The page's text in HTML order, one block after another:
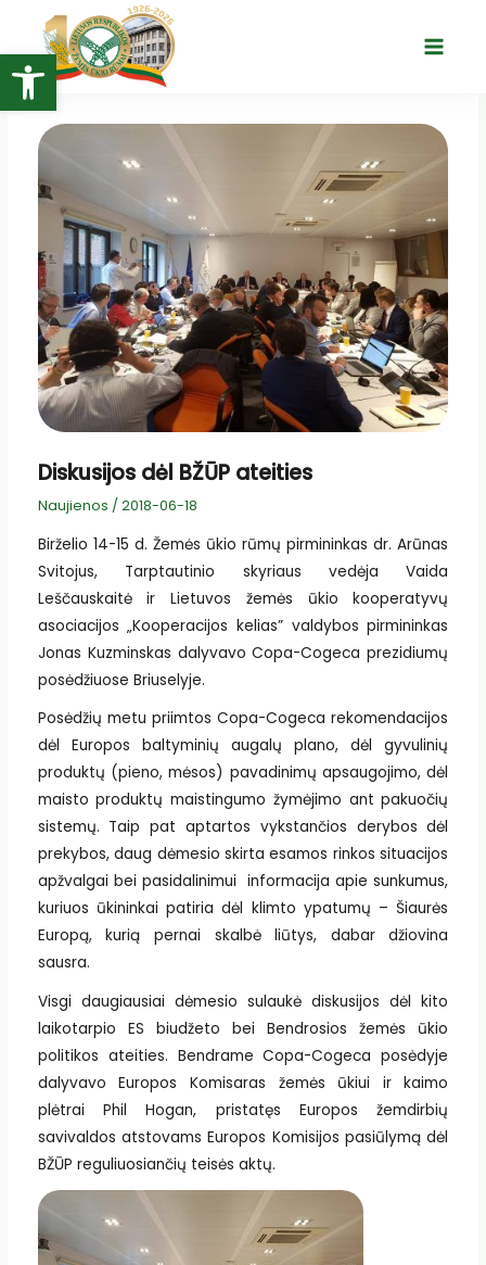
Open toolbar
turinio
Main
Diskusijos dėl BŽŪP ateities
Naujienos / 2018-06-18
Birželio 14-15 d. Žemės ūkio rūmų pirmininkas dr. Arūnas
Svitojus, Tarptautinio skyriaus vedėja Vaida
Leščauskaitė ir Lietuvos žemės ūkio kooperatyvų
asociacijos „Kooperacijos kelias” valdybos pirmininkas
Jonas Kuzminskas dalyvavo Copa-Cogeca prezidiumų
posėdžiuose Briuselyje.
Posėdžių metu priimtos Copa-Cogeca rekomendacijos
dėl Europos baltyminių augalų plano, dėl gyvulinių
produktų (pieno, mėsos) pavadinimų apsaugojimo, dėl
maisto produktų maistingumo žymėjimo ant pakuočių
sistemų. Taip pat aptartos vykstančios derybos dėl
prekybos, daug dėmesio skirta esamos rinkos situacijos
apžvalgai bei pasidalinimui informacija apie sunkumus,
kuriuos ūkininkai patiria dėl klimto ypatumų – Šiaurės
Europą, kurią pernai skalbė liūtys, dabar džiovina
sausra.
Visgi daugiausiai dėmesio sulaukė diskusijos dėl kito
laikotarpio ES biudžeto bei Bendrosios žemės ūkio
politikos ateities. Bendrame Copa-Cogeca posėdyje
dalyvavo Europos Komisaras žemės ūkiui ir kaimo
plėtrai Phil Hogan, pristatęs Europos žemdirbių
savivaldos atstovams Europos Komisijos pasiūlymą dėl
BŽŪP reguliuosiančių teisės aktų.